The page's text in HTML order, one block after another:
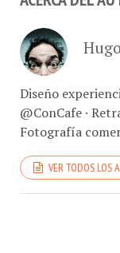
Diseño
@ConCafe ·
Fotografía